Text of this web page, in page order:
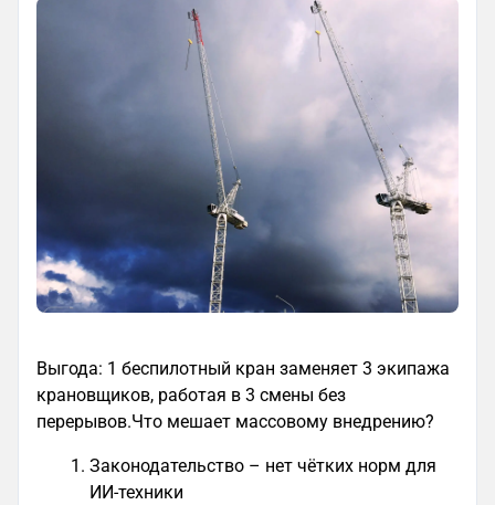
Выгода: 1 беспилотный кран заменяет 3 экипажа
крановщиков, работая в 3 смены без
перерывов.Что мешает массовому внедрению?
Законодательство – нет чётких норм для
ИИ-техники